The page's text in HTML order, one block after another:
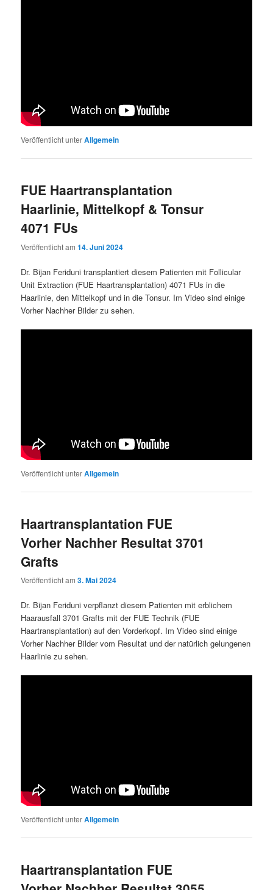
Veröffentlicht unterAllgemein
FUE Haartransplantation
Haarlinie, Mittelkopf & Tonsur
4071 FUs
Veröffentlicht am14. Juni 2024
Dr. Bijan Feriduni transplantiert diesem Patienten mit Follicular
Unit Extraction (FUE Haartransplantation) 4071 FUs in die
Haarlinie, den Mittelkopf und in die Tonsur. Im Video sind einige
Vorher Nachher Bilder zu sehen.
Veröffentlicht unterAllgemein
Haartransplantation FUE
Vorher Nachher Resultat 3701
Grafts
Veröffentlicht am3. Mai 2024
Dr. Bijan Feriduni verpflanzt diesem Patienten mit erblichem
Haarausfall 3701 Grafts mit der FUE Technik (FUE
Haartransplantation) auf den Vorderkopf. Im Video sind einige
Vorher Nachher Bilder vom Resultat und der natürlich gelungenen
Haarlinie zu sehen.
Veröffentlicht unterAllgemein
Haartransplantation FUE